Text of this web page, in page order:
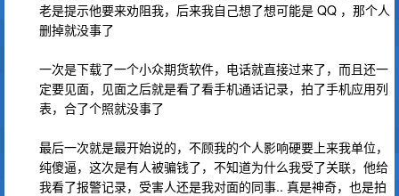
老是提示他要来劝阻我，后来我自己想了想可能是 QQ ，那个人
删掉就没事了
一次是下载了一个小众期货软件，电话就直接过来了，而且还一
定要见面，见面之后就是看了看手机通话记录，拍了手机应用列
表，合了个照就没事了
最后一次就是最开始说的，不顾我的个人影响硬要上来我单位，
纯傻逼，这次是有人被骗钱了，不知道为什么我受了关联，他给
我看了报警记录，受害人还是我对面的同事.. 真是神奇，也是拍